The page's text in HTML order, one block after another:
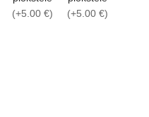
(+5.00 €)
(+5.00 €)